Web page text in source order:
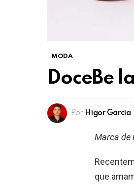
MODA
DoceBe
Por Higor Garcia
Marca de
que